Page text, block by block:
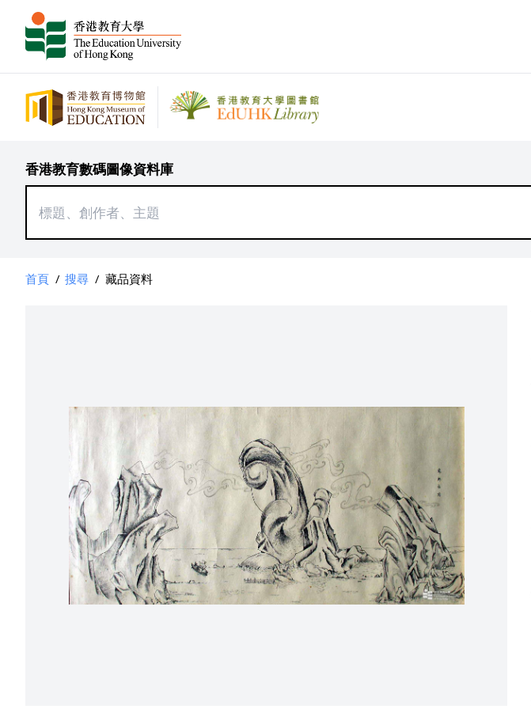
香港教育數碼圖像資料庫
首頁 / 搜尋 / 藏品資料